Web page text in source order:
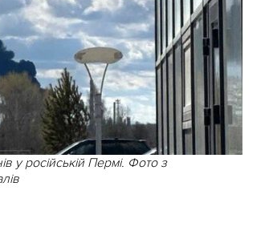
у російській Пермі. Фото з